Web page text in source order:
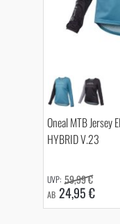
Oneal MTB Jersey
HYBRID V.23
AB 24,95 €
59,99 €